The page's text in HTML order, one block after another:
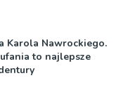
Karola Nawrockiego.
to najlepsze